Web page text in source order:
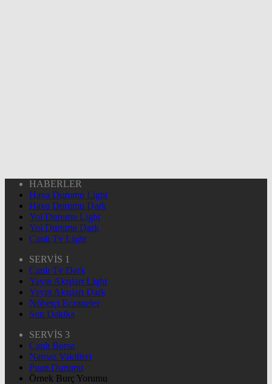
HABERLER
Hava Durumu Light
Hava Durumu Dark
Yol Durumu Light
Yol Durumu Dark
Canlı Tv Light
SERVİS 1
Canlı Tv Dark
Yayın Akışları Light
Yayın Akışları Dark
Nöbetçi Eczaneler
Son Dakika
SERVİS 3
Canlı Borsa
Namaz Vakitleri
Puan Durumu
Örnek Burç Yorumu